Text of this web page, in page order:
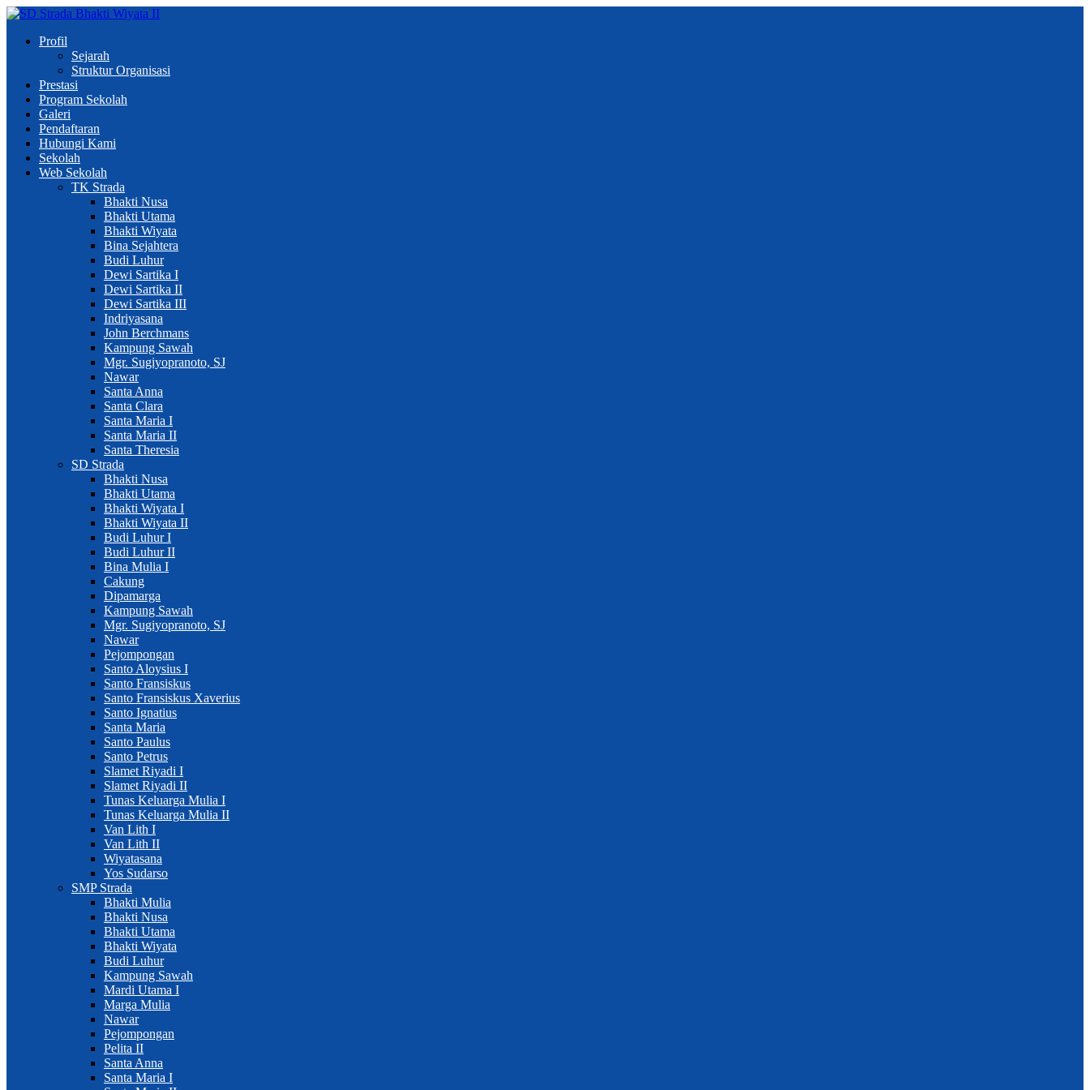
Profil
Sejarah
Struktur Organisasi
Prestasi
Program Sekolah
Galeri
Pendaftaran
Hubungi Kami
Sekolah
Web Sekolah
TK Strada
Bhakti Nusa
Bhakti Utama
Bhakti Wiyata
Bina Sejahtera
Budi Luhur
Dewi Sartika I
Dewi Sartika II
Dewi Sartika III
Indriyasana
John Berchmans
Kampung Sawah
Mgr. Sugiyopranoto, SJ
Nawar
Santa Anna
Santa Clara
Santa Maria I
Santa Maria II
Santa Theresia
SD Strada
Bhakti Nusa
Bhakti Utama
Bhakti Wiyata I
Bhakti Wiyata II
Budi Luhur I
Budi Luhur II
Bina Mulia I
Cakung
Dipamarga
Kampung Sawah
Mgr. Sugiyopranoto, SJ
Nawar
Pejompongan
Santo Aloysius I
Santo Fransiskus
Santo Fransiskus Xaverius
Santo Ignatius
Santa Maria
Santo Paulus
Santo Petrus
Slamet Riyadi I
Slamet Riyadi II
Tunas Keluarga Mulia I
Tunas Keluarga Mulia II
Van Lith I
Van Lith II
Wiyatasana
Yos Sudarso
SMP Strada
Bhakti Mulia
Bhakti Nusa
Bhakti Utama
Bhakti Wiyata
Budi Luhur
Kampung Sawah
Mardi Utama I
Marga Mulia
Nawar
Pejompongan
Pelita II
Santa Anna
Santa Maria I